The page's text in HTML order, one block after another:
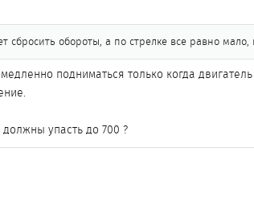
обороты, а по стрелке все равно мало,
подниматься только когда
упасть до 700 ?